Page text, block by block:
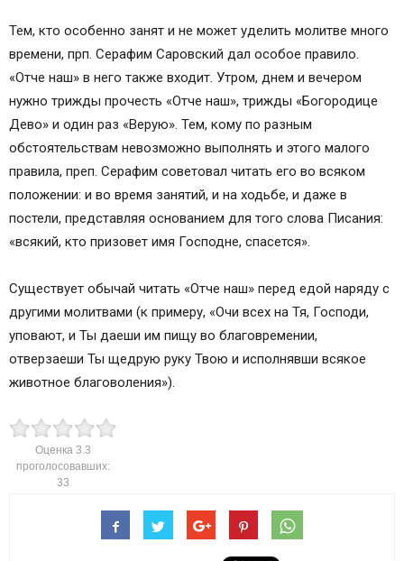
Тем, кто особенно занят и не может уделить молитве много
времени, прп. Серафим Саровский дал особое правило.
«Отче наш» в него также входит. Утром, днем и вечером
нужно трижды прочесть «Отче наш», трижды «Богородице
Дево» и один раз «Верую». Тем, кому по разным
обстоятельствам невозможно выполнять и этого малого
правила, преп. Серафим советовал читать его во всяком
положении: и во время занятий, и на ходьбе, и даже в
постели, представляя основанием для того слова Писания:
«всякий, кто призовет имя Господне, спасется».
Существует обычай читать «Отче наш» перед едой наряду с
другими молитвами (к примеру, «Очи всех на Тя, Господи,
уповают, и Ты даеши им пищу во благовремении,
отверзаеши Ты щедрую руку Твою и исполнявши всякое
животное благоволения»).
Оценка 3.3
проголосовавших:
33